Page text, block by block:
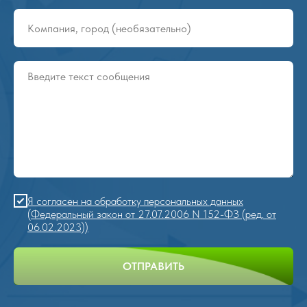
Я согласен на обработку персональных данных
(Федеральный закон от 27.07.2006 N 152-ФЗ (ред. от
06.02.2023))
ОТПРАВИТЬ